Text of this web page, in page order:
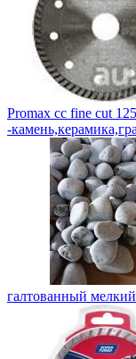
Promax cc fine cut
-
галтованный мелкий